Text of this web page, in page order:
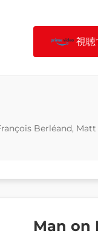
視聴
Berléand, Matt
Man on